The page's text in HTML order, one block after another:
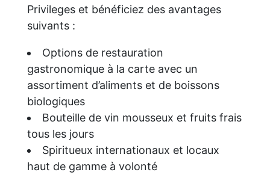
Privileges et bénéficiez des avantages
suivants :
Options de restauration
gastronomique à la carte avec un
assortiment d’aliments et de boissons
biologiques
Bouteille de vin mousseux et fruits frais
tous les jours
Spiritueux internationaux et locaux
haut de gamme à volonté